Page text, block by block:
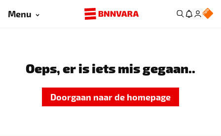
Menu
Oeps, er is iets mis gegaan..
Doorgaan naar de homepage